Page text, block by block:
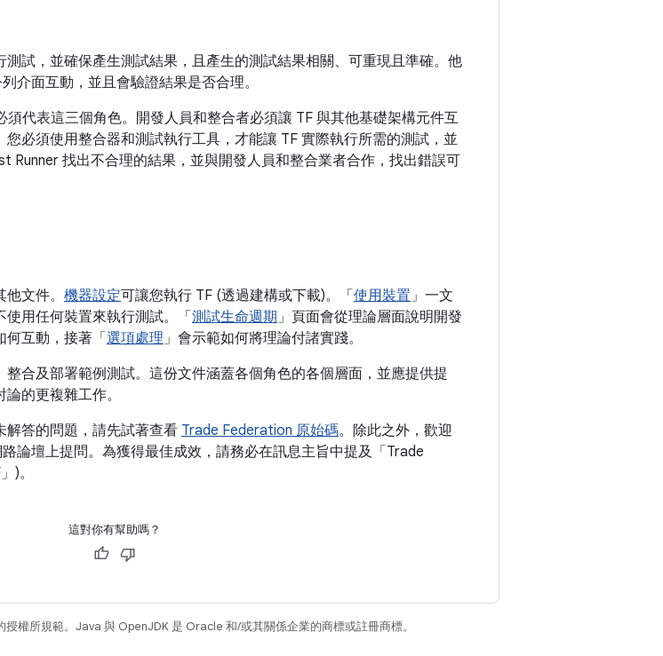
試，並確保產生測試結果，且產生的測試結果相關、可重現且準確。他
介面互動，並且會驗證結果是否合理。
代表這三個角色。開發人員和整合者必須讓 TF 與其他基礎架構元件互
必須使用整合器和測試執行工具，才能讓 TF 實際執行所需的測試，並
Runner 找出不合理的結果，並與開發人員和整合業者合作，找出錯誤可
文件。 機器設定可讓您執行 TF (透過建構或下載)。「 使用裝置」一文
用任何裝置來執行測試。「 測試生命週期 」頁面會從理論層面說明開發
互動，接著「 選項處理」會示範如何將理論付諸實踐。
整合及部署範例測試。這份文件涵蓋各個角色的各個層面，並應提供提
的更複雜工作。
解答的問題，請先試著查看 Trade Federation 原始碼。除此之外，歡迎
論壇上提問。為獲得最佳成效，請務必在訊息主旨中提及「Trade
)。
這對你有幫助嗎？
授權所規範。Java 與 OpenJDK 是 Oracle 和/或其關係企業的商標或註冊商標。